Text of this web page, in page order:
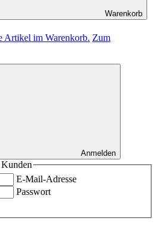
Warenkorb
Artikel im Warenkorb. Zum
Anmelden
E-Mail-Adresse
Passwort